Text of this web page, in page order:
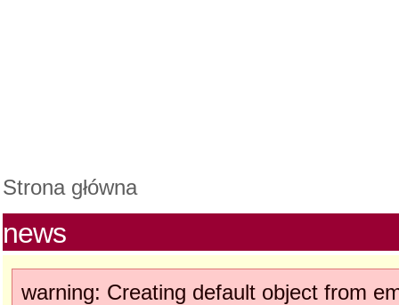
Strona główna
news
warning: Creating default object from